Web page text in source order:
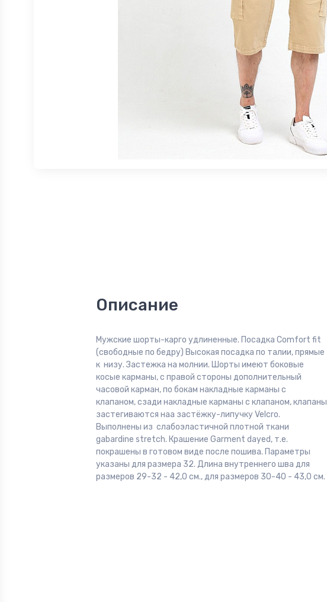
Описание
Мужские шорты-карго удлиненные. Посадка Comfort fit
(свободные по бедру) Высокая посадка по талии, прямые
к низу. Застежка на молнии. Шорты имеют боковые
косые карманы, с правой стороны дополнительный
часовой карман, по бокам накладные карманы с
клапаном, сзади накладные карманы с клапаном, клапаны
застегиваются наа застёжку-липучку Velcro.
Выполнены из слабоэластичной плотной ткани
gabardine stretch. Крашение Garment dayed, т.е.
покрашены в готовом виде после пошива. Параметры
указаны для размера 32. Длина внутреннего шва для
размеров 29-32 - 42,0 см., для размеров 30-40 - 43,0 см.